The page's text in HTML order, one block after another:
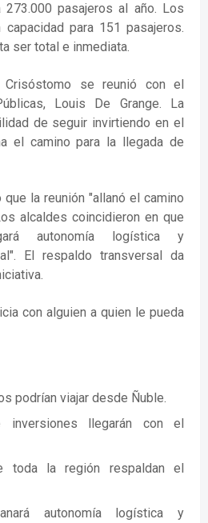
273.000 pasajeros al año. Los
para 151 pasajeros.
ser total e inmediata.
Crisóstomo se reunió con el
Louis De Grange. La
de seguir invirtiendo en el
el camino para la llegada de
la reunión "allanó el camino
alcaldes coincidieron en que
autonomía logística y
El respaldo transversal da
con alguien a quien le pueda
podrían viajar desde Ñuble.
llegarán con el
toda la región respaldan el
autonomía logística y